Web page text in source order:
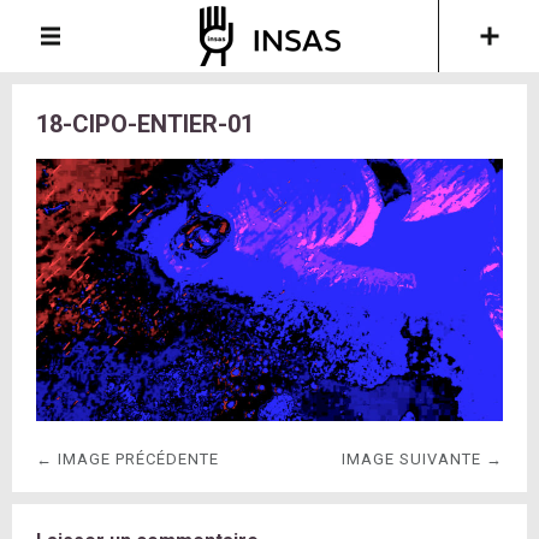
18-CIPO-ENTIER-01
← IMAGE PRÉCÉDENTE IMAGE SUIVANTE →